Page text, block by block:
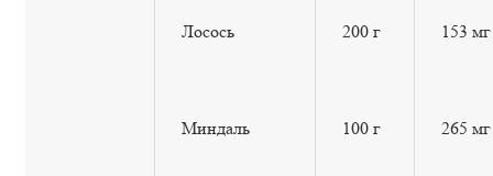
Лосось
Миндаль
200 г
100 г
153 мг
265 мг